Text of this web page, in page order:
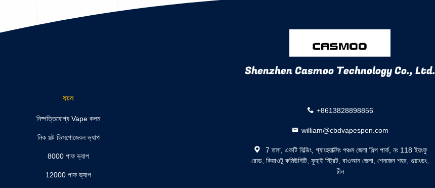
Shenzhen Casmoo Technology Co., Ltd.
ধরন
নিষ্পত্তিযোগ্য Vape কলম
নিক সল্ট ডিসপোজেবল ভ্যাপ
8000 পাফ ভ্যাপ
12000 পাফ ভ্যাপ
+8613828898856
william@cbdvapespen.com
7 তলা, একটি বিল্ডিং, গ্যাংহুয়াক্সিং পঞ্চম জেলা শিল্প পার্ক, নং 118 ইয়ংফু
রোড, কিয়াওটু কমিউনিটি, ফুহাই স্ট্রিট, বাওআন জেলা, শেনজেন শহর, গুয়াংডং,
চীন